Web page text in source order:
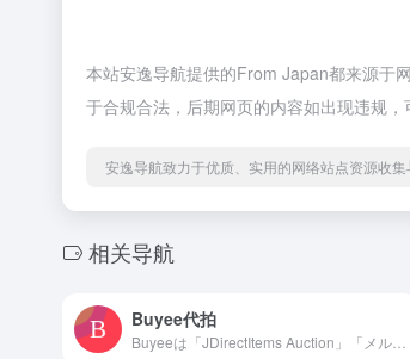
本站安逸导航提供的From Japan都来源于
于合规合法，后期网页的内容如出现违规
安逸导航致力于优质、实用的网络站点资源收集
相关导航
Buyee代拍